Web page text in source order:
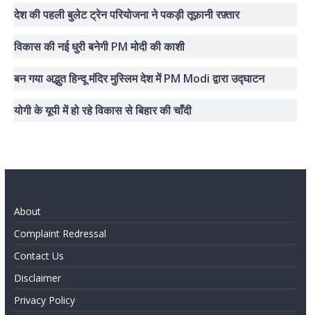
देश की पहली बुलेट ट्रेन परियोजना ने पकड़ी तूफ़ानी रफ़्तार
विकास की नई धुरी बनेगी PM मोदी की काशी
बन गया अद्भुत हिन्दू मंदिर मुस्लिम देश में PM Modi द्वारा उद्घाटन
योगी के यूपी में हो रहे विकास से बिहार की चाँदी
About
Complaint Redressal
Contact Us
Disclaimer
Privacy Policy